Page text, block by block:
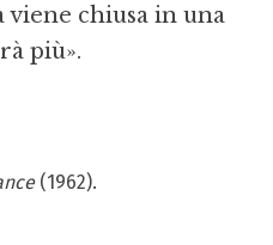
(1962).
viene chiusa in una
più».